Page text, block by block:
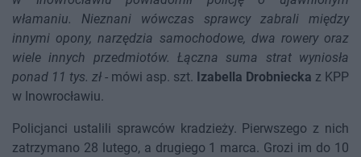
włamaniu. Nieznani wówczas sprawcy zabrali między
innymi opony, narzędzia samochodowe, dwa rowery oraz
wiele innych przedmiotów. Łączna suma strat wyniosła
ponad 11 tys. zł - mówi asp. szt. Izabella Drobniecka z KPP
w Inowrocławiu.
Policjanci ustalili sprawców kradzieży. Pierwszego z nich
zatrzymano 28 lutego, a drugiego 1 marca. Grozi im do 10